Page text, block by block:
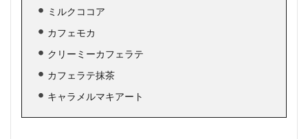
ミルクココア
カフェモカ
クリーミーカフェラテ
カフェラテ抹茶
キャラメルマキアート